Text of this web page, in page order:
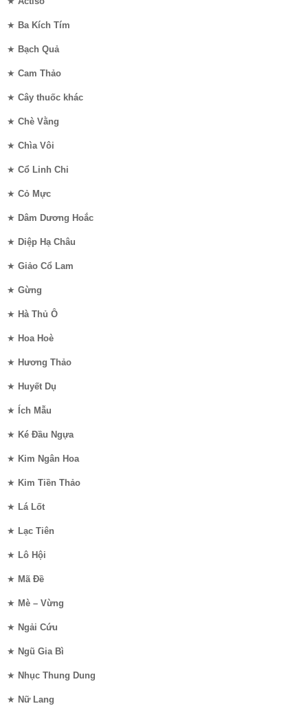
★ Ba Kích Tím
★ Bạch Quả
★ Cam Thảo
★ Cây thuốc khác
★ Chè Vằng
★ Chìa Vôi
★ Cổ Linh Chi
★ Cỏ Mực
★ Dâm Dương Hoắc
★ Diệp Hạ Châu
★ Giảo Cổ Lam
★ Gừng
★ Hà Thủ Ô
★ Hoa Hoè
★ Hương Thảo
★ Huyết Dụ
★ Ích Mẫu
★ Ké Đầu Ngựa
★ Kim Ngân Hoa
★ Kim Tiền Thảo
★ Lá Lốt
★ Lạc Tiên
★ Lô Hội
★ Mã Đề
★ Mè – Vừng
★ Ngải Cứu
★ Ngũ Gia Bì
★ Nhục Thung Dung
★ Nữ Lang